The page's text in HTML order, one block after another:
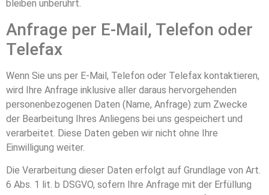
bleiben unberührt.
Anfrage per E-Mail, Telefon oder
Telefax
Wenn Sie uns per E-Mail, Telefon oder Telefax kontaktieren,
wird Ihre Anfrage inklusive aller daraus hervorgehenden
personenbezogenen Daten (Name, Anfrage) zum Zwecke
der Bearbeitung Ihres Anliegens bei uns gespeichert und
verarbeitet. Diese Daten geben wir nicht ohne Ihre
Einwilligung weiter.
Die Verarbeitung dieser Daten erfolgt auf Grundlage von Art.
6 Abs. 1 lit. b DSGVO, sofern Ihre Anfrage mit der Erfüllung